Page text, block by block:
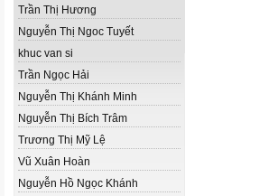
Trần Thị Hương
Nguyễn Thị Ngoc Tuyết
khuc van si
Trần Ngọc Hải
Nguyễn Thị Khánh Minh
Nguyễn Thị Bích Trâm
Trương Thị Mỹ Lệ
Vũ Xuân Hoàn
Nguyễn Hồ Ngọc Khánh